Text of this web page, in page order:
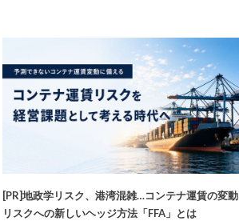
[PR]地政学リスク、港湾混雑…コンテナ運賃の変動
リスクへの新しいヘッジ方法「FFA」とは